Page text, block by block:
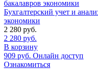
Бухгалтерский учет и
экономики
2 280 руб.
2 280 руб.
В корзину
909 руб. Онлайн доступ
Ознакомиться